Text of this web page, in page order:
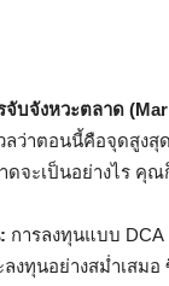
จับจังหวะตลาด
ลว่าตอนนี้คือจุดสูงสุ
ดจะเป็นอย่างไร คุ
การลงทุนแบบ DCA
ลงทุนอย่างสม่ำเสม